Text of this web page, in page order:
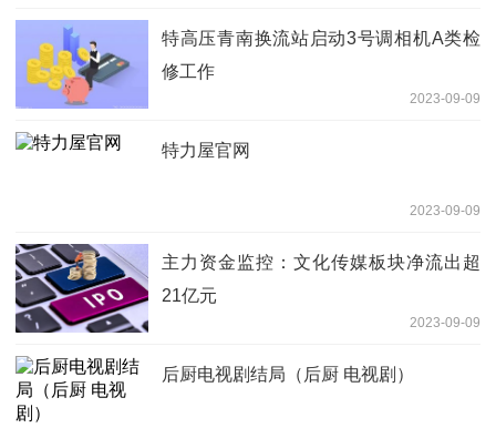
特高压青南换流站启动3号调相机A类检
修工作
2023-09-09
特力屋官网
2023-09-09
主力资金监控：文化传媒板块净流出超
21亿元
2023-09-09
后厨电视剧结局（后厨 电视剧）